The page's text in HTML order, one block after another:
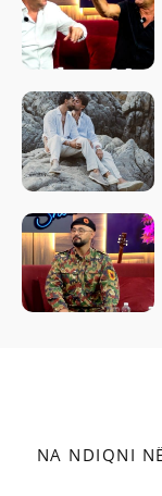
NA NDIQNI